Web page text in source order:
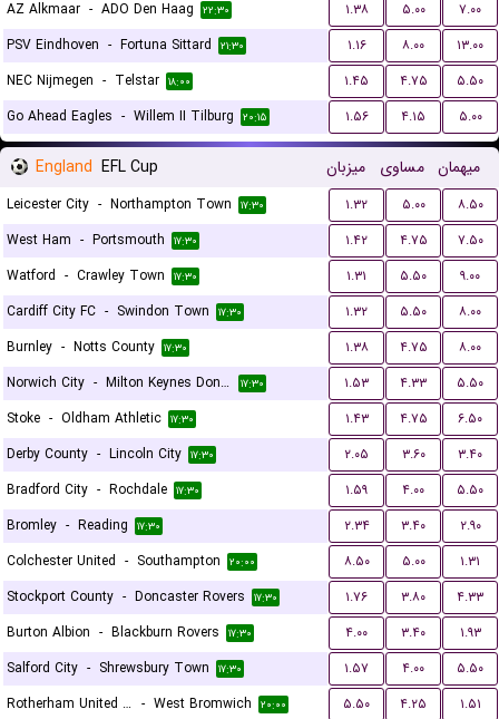
AZ Alkmaar - ADO Den Haag ۲۲:۳۰ ۱.۳۸ ۵.۰۰
۷.۰۰
PSV Eindhoven - Fortuna Sittard ۲۱:۳۰ ۱.۱۶ ۸.۰۰
۱۳.۰۰
NEC Nijmegen - Telstar ۱۸:۰۰ ۱.۴۵ ۴.۷۵
۵.۵۰
Go Ahead Eagles - Willem II Tilburg ۲۰:۱۵ ۱.۵۶ ۴.۱۵ ۵.۰۰
England EFL Cup میزبان مساوی میهمان
Leicester City - Northampton Town ۱۷:۳۰ ۱.۳۲ ۵.۰۰
۸.۵۰
West Ham - Portsmouth ۱۷:۳۰ ۱.۴۲ ۴.۷۵
۷.۵۰
Watford - Crawley Town ۱۷:۳۰ ۱.۳۱ ۵.۵۰
۹.۰۰
Cardiff City FC - Swindon Town ۱۷:۳۰ ۱.۳۲ ۵.۵۰
۸.۰۰
Burnley - Notts County ۱۷:۳۰ ۱.۳۸ ۴.۷۵
۸.۰۰
Norwich City - Milton Keynes Dons FC ۱۷:۳۰ ۱.۵۳ ۴.۳۳
۵.۵۰
Stoke - Oldham Athletic ۱۷:۳۰ ۱.۴۳ ۴.۷۵
۶.۵۰
Derby County - Lincoln City ۱۷:۳۰ ۲.۰۵ ۳.۶۰
۳.۴۰
Bradford City - Rochdale ۱۷:۳۰ ۱.۵۹ ۴.۰۰
۵.۵۰
Bromley - Reading ۱۷:۳۰ ۲.۳۴ ۳.۴۰
۲.۹۰
Colchester United - Southampton ۲۰:۰۰ ۸.۵۰ ۵.۰۰
۱.۳۱
Stockport County - Doncaster Rovers ۱۷:۳۰ ۱.۷۶ ۳.۸۰
۴.۳۳
Burton Albion - Blackburn Rovers ۱۷:۳۰ ۴.۰۰ ۳.۴۰
۱.۹۳
Salford City - Shrewsbury Town ۱۷:۳۰ ۱.۵۷ ۴.۰۰
۵.۵۰
Rotherham United FC - West Bromwich ۲۰:۰۰ ۵.۵۰ ۴.۲۵
۱.۵۱